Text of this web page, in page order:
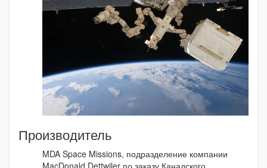
Производитель
MDA Space Missions, подразделение компании